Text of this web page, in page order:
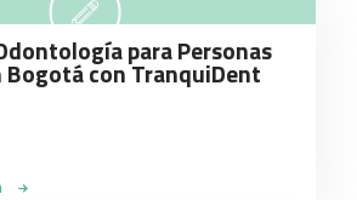
para Personas
Bogotá con TranquiDent